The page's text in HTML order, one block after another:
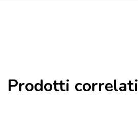
Prodotti correlati